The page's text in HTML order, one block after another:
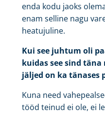
enda kodu jaoks
enam selline nagu
heatujuline.
Kui see juhtum oli
kuidas see sind täna
jäljed on ka tänases
Kuna need
tööd teinud ei ole, ei